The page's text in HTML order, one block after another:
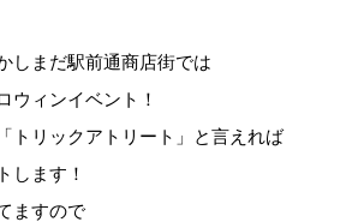
しまだ駅前通商店街では
ウィンイベント！
トリックアトリート」と言えれば
します！
ますので